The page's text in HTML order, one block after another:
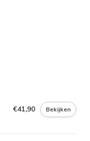
€41,90 Bekijken